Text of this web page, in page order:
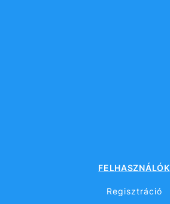
FELHASZNÁLÓK
Regisztráció